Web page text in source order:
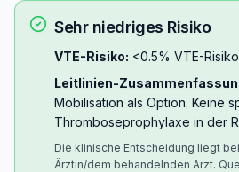
Sehr niedriges Risiko
VTE-Risiko: <0.5% VTE-
Leitlinien-
Mobilisation als Option. Keine
Thromboseprophylaxe in der
Die klinische Entscheidung liegt
Ärztin/dem behandelnden Arzt.